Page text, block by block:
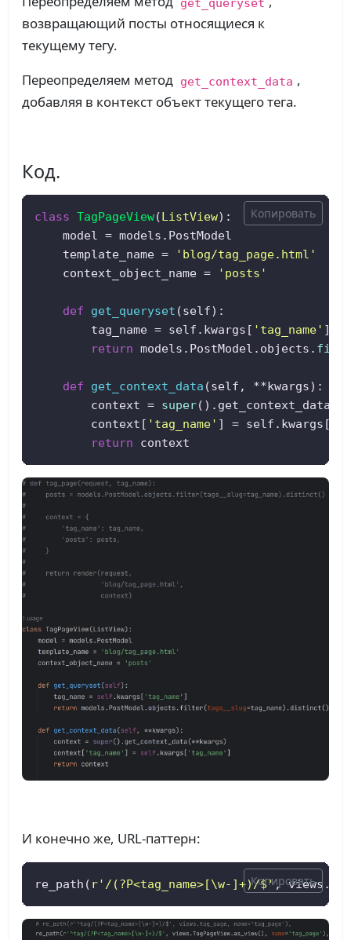
возвращающий посты относящиеся к
текущему тегу.
Переопределяем метод get_context_data ,
добавляя в контекст объект текущего тега.
Код.
class TagPageView(ListView):
    model = models.PostModel
    template_name =
'blog/tag_page.html'
    context_object_name =
'posts'
def get_queryset (self):
        tag_name = self.kwargs[
'tag_name' ]
return models.PostModel.objects.
def get_context_data (self, **kwargs):
        context =
super
        context[
'tag_name' ] = self.kwargs[
return context
Копировать
И конечно же, URL-паттерн:
re_path( r'/(?P<tag_name>[\w-]+)/$',
Копировать